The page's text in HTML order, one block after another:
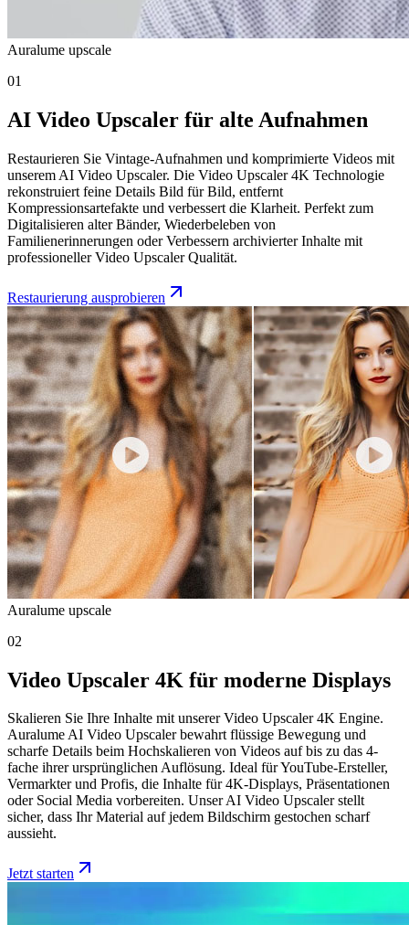
Auralume upscale
01
AI Video Upscaler für alte Aufnahmen
Restaurieren Sie Vintage-Aufnahmen und komprimierte Videos mit
unserem AI Video Upscaler. Die Video Upscaler 4K Technologie
rekonstruiert feine Details Bild für Bild, entfernt
Kompressionsartefakte und verbessert die Klarheit. Perfekt zum
Digitalisieren alter Bänder, Wiederbeleben von
Familienerinnerungen oder Verbessern archivierter Inhalte mit
professioneller Video Upscaler Qualität.
Restaurierung ausprobieren
Auralume upscale
02
Video Upscaler 4K für moderne Displays
Skalieren Sie Ihre Inhalte mit unserer Video Upscaler 4K Engine.
Auralume AI Video Upscaler bewahrt flüssige Bewegung und
scharfe Details beim Hochskalieren von Videos auf bis zu das 4-
fache ihrer ursprünglichen Auflösung. Ideal für YouTube-Ersteller,
Vermarkter und Profis, die Inhalte für 4K-Displays, Präsentationen
oder Social Media vorbereiten. Unser AI Video Upscaler stellt
sicher, dass Ihr Material auf jedem Bildschirm gestochen scharf
aussieht.
Jetzt starten